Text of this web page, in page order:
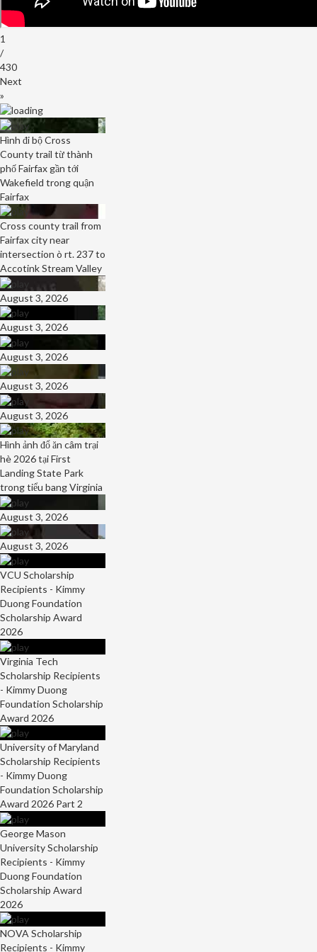
1
/
430
Next
»
Hình đi bộ Cross
County trail từ thành
phố Fairfax gần tới
Wakefield trong quận
Fairfax
Cross county trail from
Fairfax city near
intersection ò rt. 237 to
Accotink Stream Valley
August 3, 2026
August 3, 2026
August 3, 2026
August 3, 2026
August 3, 2026
Hình ảnh đổ ăn câm trại
hè 2026 tại First
Landing State Park
trong tiểu bang Virginia
August 3, 2026
August 3, 2026
VCU Scholarship
Recipients - Kimmy
Duong Foundation
Scholarship Award
2026
Virginia Tech
Scholarship Recipients
- Kimmy Duong
Foundation Scholarship
Award 2026
University of Maryland
Scholarship Recipients
- Kimmy Duong
Foundation Scholarship
Award 2026 Part 2
George Mason
University Scholarship
Recipients - Kimmy
Duong Foundation
Scholarship Award
2026
NOVA Scholarship
Recipients - Kimmy